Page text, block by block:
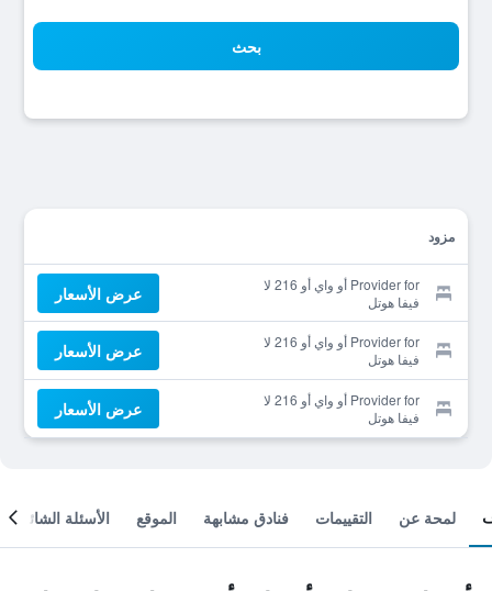
بحث
مزود
Provider for أو واي أو 216 لا
فيفا هوتل
عرض الأسعار
Provider for أو واي أو 216 لا
فيفا هوتل
عرض الأسعار
Provider for أو واي أو 216 لا
فيفا هوتل
عرض الأسعار
لمحة عن التقييمات فنادق مشابهة الموقع الأسئلة الشائعة